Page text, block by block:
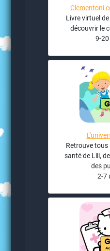
Clementoni
Livre virtuel
découvrir le
9-
Retrouve tous
santé de Lili,
des
2-7